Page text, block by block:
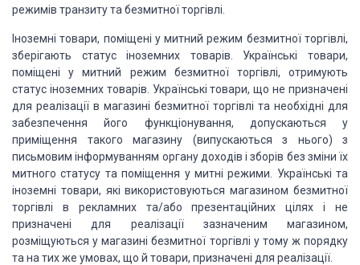
режимів транзиту та безмитної торгівлі.
Іноземні товари, поміщені у митний режим безмитної торгівлі,
зберігають статус іноземних товарів. Українські товари,
поміщені у митний режим безмитної торгівлі, отримують
статус іноземних товарів. Українські товари, що не призначені
для реалізації в магазині безмитної торгівлі та необхідні для
забезпечення його функціонування, допускаються у
приміщення такого магазину (випускаються з нього) з
письмовим інформуванням органу доходів і зборів без зміни їх
митного статусу та поміщення у митні режими. Українські та
іноземні товари, які використовуються магазином безмитної
торгівлі в рекламних та/або презентаційних цілях і не
призначені для реалізації зазначеним магазином,
розміщуються у магазині безмитної торгівлі у тому ж порядку
та на тих же умовах, що й товари, призначені для реалізації.